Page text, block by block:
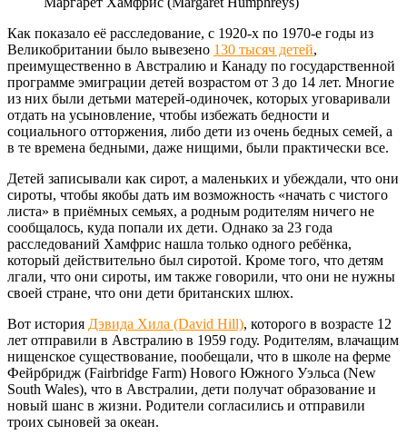
Как показало её расследование, с 1920-х по 1970-е годы из
Великобритании было вывезено 130 тысяч детей,
преимущественно в Австралию и Канаду по государственной
программе эмиграции детей возрастом от 3 до 14 лет. Многие
из них были детьми матерей-одиночек, которых уговаривали
отдать на усыновление, чтобы избежать бедности и
социального отторжения, либо дети из очень бедных семей, а
в те времена бедными, даже нищими, были практически все.
Детей записывали как сирот, а маленьких и убеждали, что они
сироты, чтобы якобы дать им возможность «начать с чистого
листа» в приёмных семьях, а родным родителям ничего не
сообщалось, куда попали их дети. Однако за 23 года
расследований Хамфрис нашла только одного ребёнка,
который действительно был сиротой. Кроме того, что детям
лгали, что они сироты, им также говорили, что они не нужны
своей стране, что они дети британских шлюх.
Вот история Дэвида Хила (David Hill), которого в возрасте 12
лет отправили в Австралию в 1959 году. Родителям, влачащим
нищенское существование, пообещали, что в школе на ферме
Фейрбридж (Fairbridge Farm) Нового Южного Уэльса (New
South Wales), что в Австралии, дети получат образование и
новый шанс в жизни. Родители согласились и отправили
троих сыновей за океан.